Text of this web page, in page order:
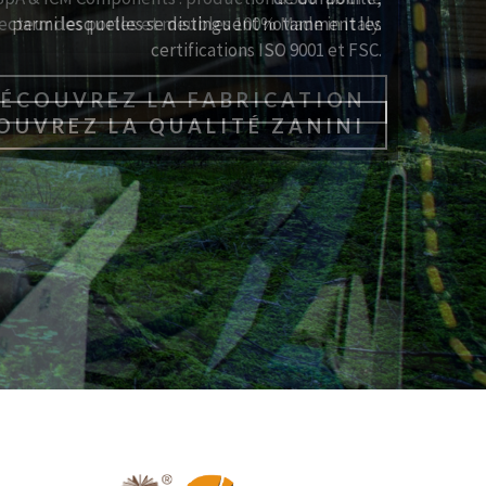
parmi lesquelles se distinguent notamment les
certifications ISO 9001 et FSC.
LA QUALITÉ ZANINI